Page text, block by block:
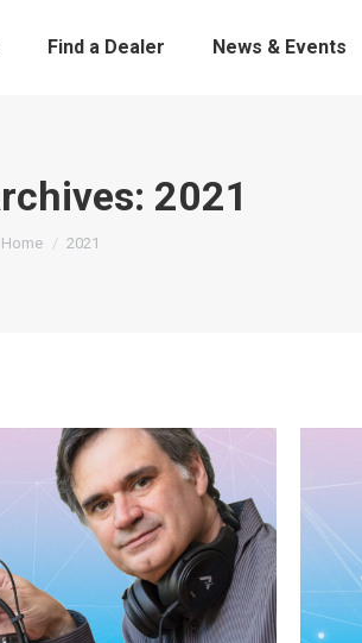
Find a Dealer News & Events
2021
You are here:
Home 2021